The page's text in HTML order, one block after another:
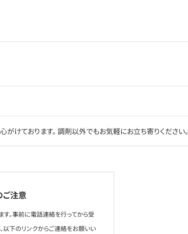
けております。 調剤以外でもお気軽にお立ち寄りください。
ご注意
。事前に電話連絡を行ってから受
以下のリンクからご連絡をお願いい